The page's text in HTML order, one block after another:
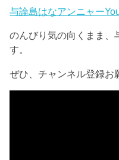
与論島はなアンニャー
のんびり気の向くまま、
す。
ぜひ、チャンネル登録お